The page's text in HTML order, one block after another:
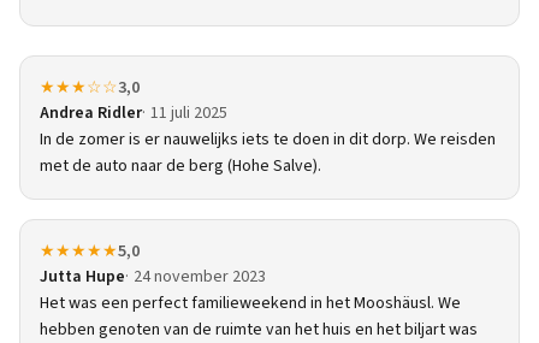
★★★☆☆3,0
Andrea Ridler 11 juli 2025
In de zomer is er nauwelijks iets te doen in dit dorp. We reisden
met de auto naar de berg (Hohe Salve).
★★★★★5,0
Jutta Hupe 24 november 2023
Het was een perfect familieweekend in het Mooshäusl. We
hebben genoten van de ruimte van het huis en het biljart was